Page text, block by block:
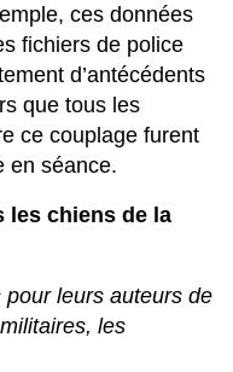
ces données
fichiers de police
d’antécédents
que tous les
ce couplage furent
en séance.
les chiens de la
leurs auteurs de
les